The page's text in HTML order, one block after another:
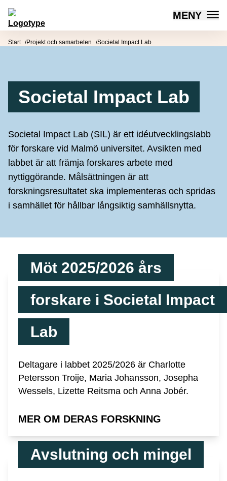
Hoppa till innehåll
Mötesplatsen Social Innovation MENY
Start Projekt och samarbeten Societal Impact Lab
Societal Impact Lab
Societal Impact Lab (SIL) är ett idéutvecklingslabb
för forskare vid Malmö universitet. Avsikten med
labbet är att främja forskares arbete med
nyttiggörande. Målsättningen är att
forskningsresultatet ska implementeras och spridas
i samhället för hållbar långsiktig samhällsnytta.
Möt 2025/2026 års
forskare i Societal Impact
Lab
Deltagare i labbet 2025/2026 är Charlotte
Petersson Troije, Maria Johansson, Josepha
Wessels, Lizette Reitsma och Anna Jobér.
MER OM DERAS FORSKNING
Avslutning och mingel